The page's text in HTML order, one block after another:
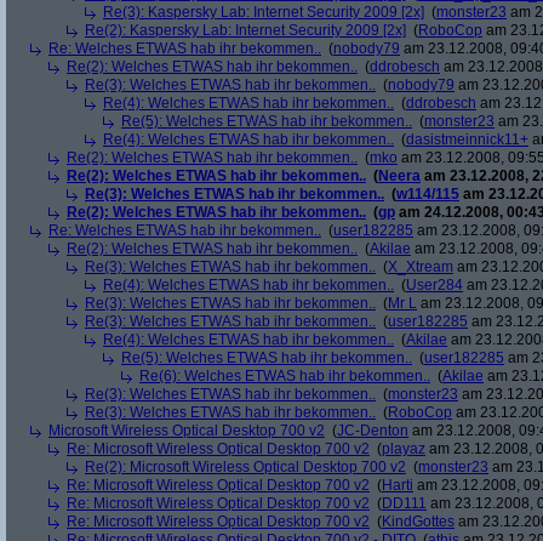
Re(3): Kaspersky Lab: Internet Security 2009 [2x] (monster23 am
Re(2): Kaspersky Lab: Internet Security 2009 [2x] (RoboCop am
Re: Welches ETWAS hab ihr bekommen.. (nobody79 am 23.12.2008,
Re(2): Welches ETWAS hab ihr bekommen.. (ddrobesch am
Re(3): Welches ETWAS hab ihr bekommen.. (nobody79 am
Re(4): Welches ETWAS hab ihr bekommen.. (ddrobesch am
Re(5): Welches ETWAS hab ihr bekommen.. (monster23 am
Re(4): Welches ETWAS hab ihr bekommen.. (dasistmeinnick11+
Re(2): Welches ETWAS hab ihr bekommen.. (mko am 23.12.2008,
Re(2): Welches ETWAS hab ihr bekommen.. (Neera am 23.12.2008,
Re(3): Welches ETWAS hab ihr bekommen.. (w114/115 am
Re(2): Welches ETWAS hab ihr bekommen.. (gp am 24.12.2008,
Re: Welches ETWAS hab ihr bekommen.. (user182285 am 23.12.2008,
Re(2): Welches ETWAS hab ihr bekommen.. (Akilae am 23.12.2008,
Re(3): Welches ETWAS hab ihr bekommen.. (X_Xtream am
Re(4): Welches ETWAS hab ihr bekommen.. (User284 am
Re(3): Welches ETWAS hab ihr bekommen.. (Mr L am 23.12.2008,
Re(3): Welches ETWAS hab ihr bekommen.. (user182285 am
Re(4): Welches ETWAS hab ihr bekommen.. (Akilae am
Re(5): Welches ETWAS hab ihr bekommen.. (user182285 am
Re(6): Welches ETWAS hab ihr bekommen.. (Akilae am
Re(3): Welches ETWAS hab ihr bekommen.. (monster23 am
Re(3): Welches ETWAS hab ihr bekommen.. (RoboCop am
Microsoft Wireless Optical Desktop 700 v2 (JC-Denton am 23.12.2008,
Re: Microsoft Wireless Optical Desktop 700 v2 (playaz am 23.12.2008,
Re(2): Microsoft Wireless Optical Desktop 700 v2 (monster23 am
Re: Microsoft Wireless Optical Desktop 700 v2 (Harti am 23.12.2008,
Re: Microsoft Wireless Optical Desktop 700 v2 (DD111 am 23.12.2008,
Re: Microsoft Wireless Optical Desktop 700 v2 (KindGottes am